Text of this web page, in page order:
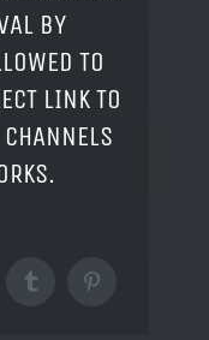
BY
TO
LINK TO
TumblrPinterest